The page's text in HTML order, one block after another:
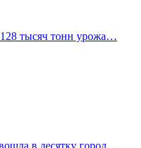
128 тысяч тонн урожа…